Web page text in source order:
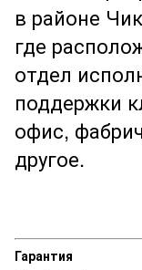
в районе
где
отдел
поддержки
офис,
другое.
Гарантия